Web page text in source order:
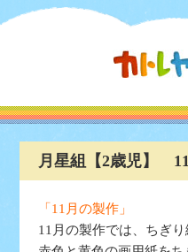
月星組【2歳児】
「11月の製作」
11月の製作では、ちぎ